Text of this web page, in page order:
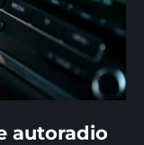
autoradio